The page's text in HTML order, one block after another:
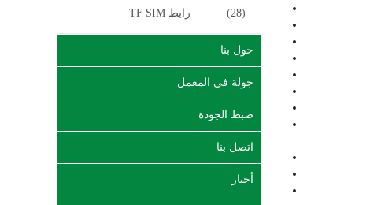
رابط TF SIM (28)
حول بنا
جولة في المعمل
ضبط الجودة
اتصل بنا
أخبار